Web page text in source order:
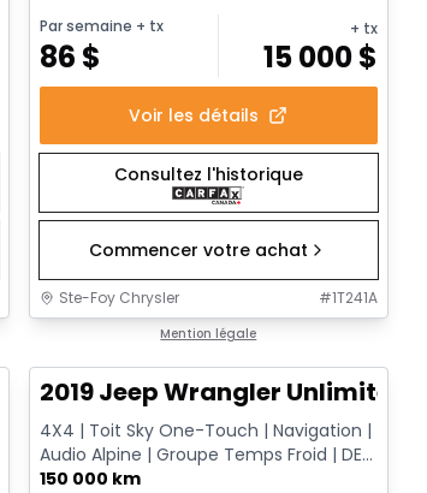
Par semaine + tx
86 $
+ tx
15 000$
Voir les détails
Consultez l'historique
Commencer votre achat
Ste-Foy Chrysler #1T241A
Mention légale
Très bonne offre
2019 Jeep Wrangler Unlimited
4X4 | Toit Sky One-Touch | Navigation |
Audio Alpine | Groupe Temps Froid | DEL
| Surveillance des a...
150 000 km